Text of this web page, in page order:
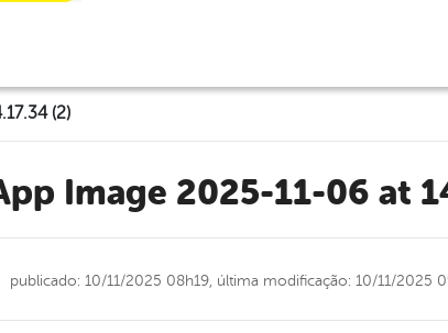
(2)
Image 2025-11-06 at
publicado: 10/11/2025 08h19, última modificação: 10/11/2025